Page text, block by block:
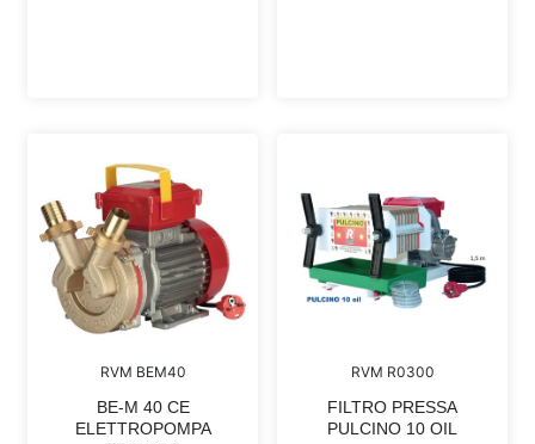
RVM BEM40
BE-M 40 CE
ELETTROPOMPA
RVM R0300
FILTRO PRESSA
PULCINO 10 OIL